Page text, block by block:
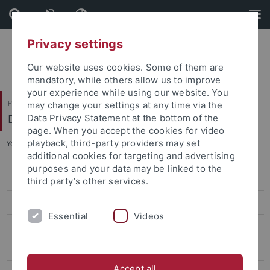
Skip
to
content
Skip
to
footer
Philosophische Fakultät
Deutsches Seminar
You are here: Startseite ... M.A. Internationale Literaturen
M.A. Germanistische Linguistik
M.A. Interkulturelle Deutsch-Französische Studien / EIFA
Privacy settings
Our website uses cookies. Some of them are
mandatory, while others allow us to improve
your experience while using our website. You
may change your settings at any time via the
Data Privacy Statement at the bottom of the
page. When you accept the cookies for video
playback, third-party providers may set
additional cookies for targeting and advertising
purposes and your data may be linked to the
third party’s other services.
Essential Videos